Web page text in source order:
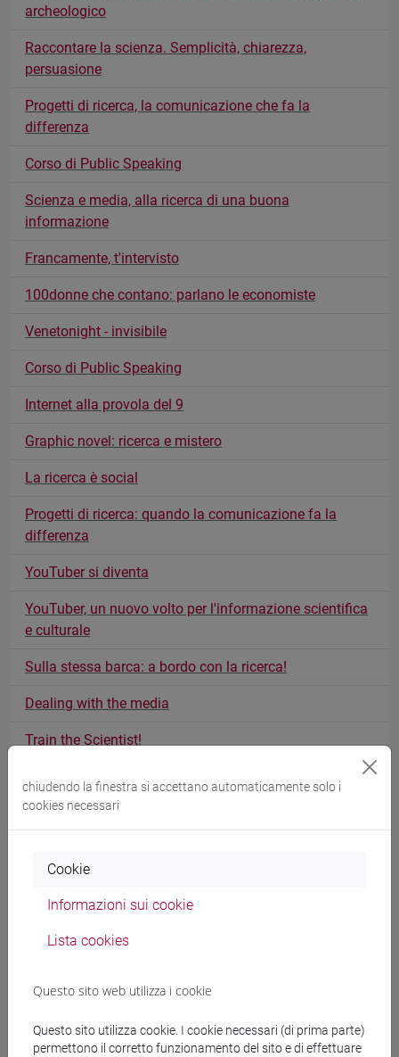
archeologico
Raccontare la scienza. Semplicità, chiarezza,
persuasione
Progetti di ricerca, la comunicazione che fa la
differenza
Corso di Public Speaking
Scienza e media, alla ricerca di una buona
informazione
Francamente, t'intervisto
100donne che contano: parlano le economiste
Venetonight - invisibile
Corso di Public Speaking
Internet alla provola del 9
Graphic novel: ricerca e mistero
La ricerca è social
Progetti di ricerca: quando la comunicazione fa la
differenza
YouTuber si diventa
YouTuber, un nuovo volto per l'informazione scientifica
e culturale
Sulla stessa barca: a bordo con la ricerca!
Dealing with the media
Train the Scientist!
Rassicurare o allarmare? Il ruolo del linguaggio nella
comunicazione del rischio ambientale
Corso di public speaking
Communicating your science
Ricerca da sfogliare
leadership
La scienza approda su Instagram
chiudendo la finestra si accettano automaticamente solo i
cookies necessari
Cookie
Informazioni sui cookie
Lista cookies
Questo sito web utilizza i cookie
Questo sito utilizza cookie. I cookie necessari (di prima parte)
permettono il corretto funzionamento del sito e di effettuare